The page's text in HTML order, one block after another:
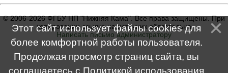
© 2006-2026 ФГБУ НП "Нижняя Кама". Все права защищены. При
копировании ссылка на источник обязательна
Написать письмо администратору
Этот сайт использует файлы cookies для
более комфортной работы пользователя.
Продолжая просмотр страниц сайта, вы
соглашаетесь с Политикой использования